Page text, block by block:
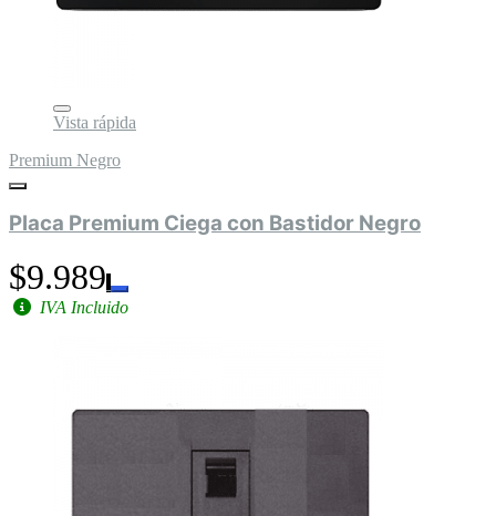
Vista rápida
Premium Negro
Placa Premium Ciega con Bastidor Negro
$9.989
IVA Incluido